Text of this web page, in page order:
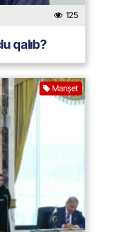
125
qalıb?
Manşet